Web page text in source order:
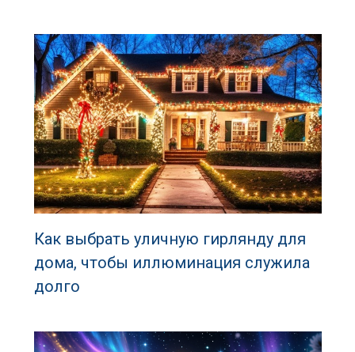
Как выбрать уличную гирлянду для
дома, чтобы иллюминация служила
долго